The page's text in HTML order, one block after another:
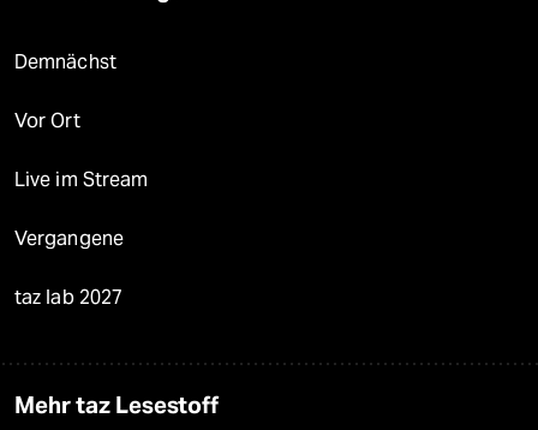
Demnächst
Vor Ort
Live im Stream
Vergangene
taz lab 2027
Mehr taz Lesestoff